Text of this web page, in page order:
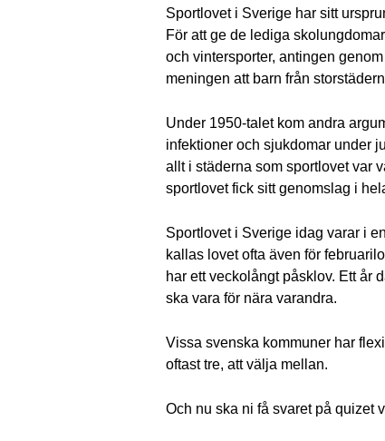
Sportlovet i Sverige har sitt
För att ge de lediga
och vintersporter, antingen
meningen att barn från
Under 1950-talet kom andra
infektioner och sjukdomar under
allt i städerna som sportlovet var
sportlovet fick sitt genomslag i
Sportlovet i Sverige idag varar i
kallas lovet ofta även för
har ett veckolångt påsklov. Ett år
ska vara för nära varandra.
Vissa svenska kommuner har
oftast tre, att välja mellan.
Och nu ska ni få svaret på quizet